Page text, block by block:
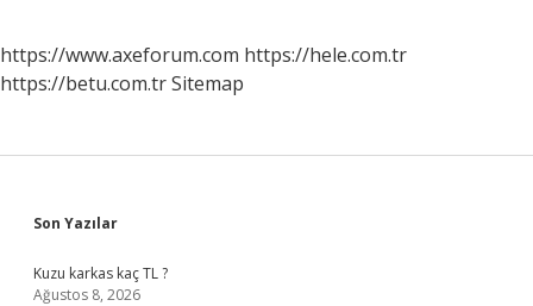
https://www.axeforum.com https://hele.com.tr
https://betu.com.trSitemap
Sidebar
Son Yazılar
Kuzu karkas kaç TL ?
Ağustos 8, 2026